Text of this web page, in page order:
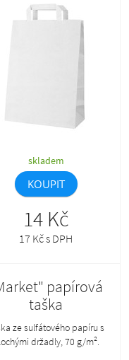
skladem
KOUPIT
14 Kč
17 Kč s DPH
papírová
taška
ze sulfátového papíru s
držadly, 70 g/m².